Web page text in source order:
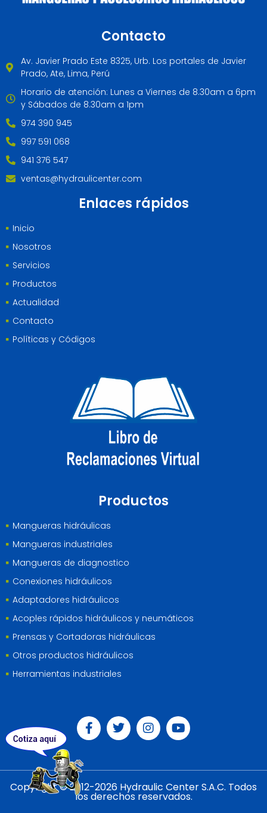
Contacto
Av. Javier Prado Este 8325, Urb. Los portales de Javier
Prado, Ate, Lima, Perú
Horario de atención: Lunes a Viernes de 8.30am a 6pm
y Sábados de 8.30am a 1pm
974 390 945
997 591 068
941 376 547
ventas@hydraulicenter.com
Enlaces rápidos
Inicio
Nosotros
Servicios
Productos
Actualidad
Contacto
Políticas y Códigos
Productos
Mangueras hidráulicas
Mangueras industriales
Mangueras de diagnostico
Conexiones hidráulicos
Adaptadores hidráulicos
Acoples rápidos hidráulicos y neumáticos
Prensas y Cortadoras hidráulicas
Otros productos hidráulicos
Herramientas industriales
Copyright © 2012-2026 Hydraulic Center S.A.C. Todos
los derechos reservados.